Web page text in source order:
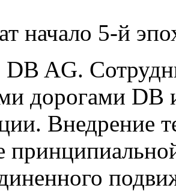
начало 5-й
AG.
дорогами DB
Внедрение